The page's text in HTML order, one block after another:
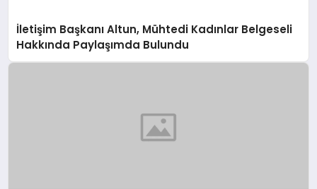
İletişim Başkanı Altun, Mühtedi Kadınlar Belgeseli
Hakkında Paylaşımda Bulundu